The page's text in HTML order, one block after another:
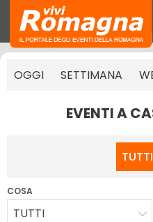
OGGI SETTIMANA
EVENTI A
TUTTI
COSA
TUTTI